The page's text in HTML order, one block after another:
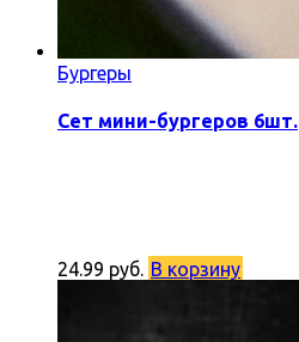
Бургеры
Сет мини-бургеров 6шт.
24.99 руб. В корзину